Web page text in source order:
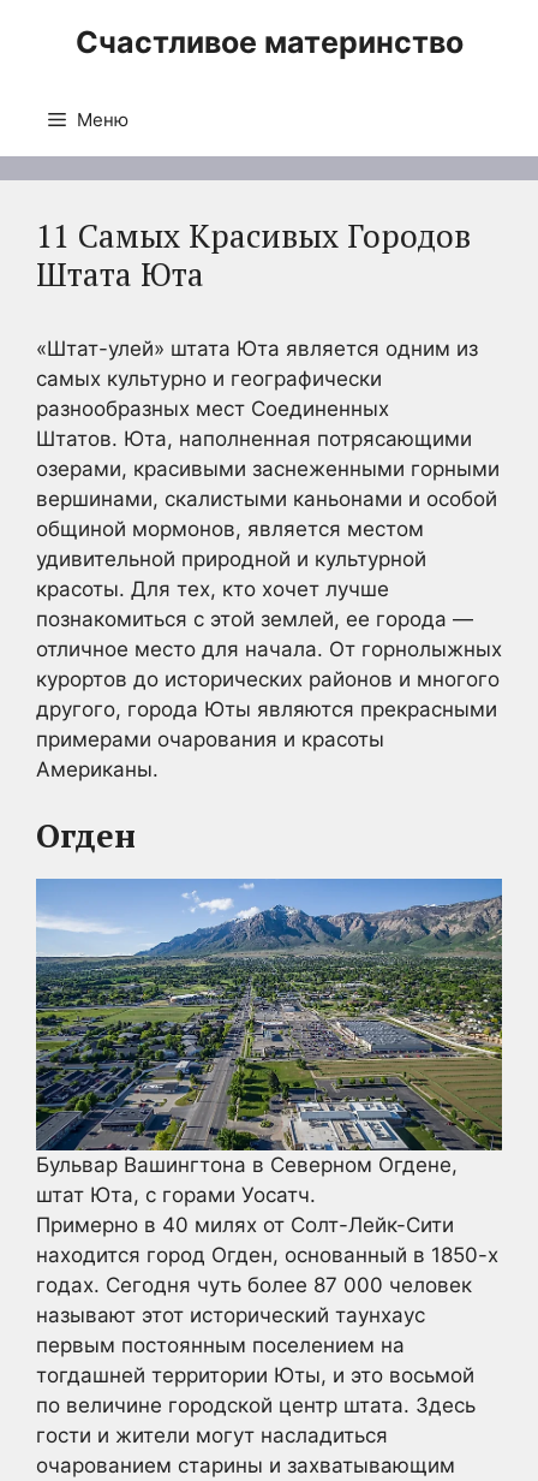
Счастливое материнство
Меню
11 Самых Красивых Городов
Штата Юта
«Штат-улей» штата Юта является одним из
самых культурно и географически
разнообразных мест Соединенных
Штатов. Юта, наполненная потрясающими
озерами, красивыми заснеженными горными
вершинами, скалистыми каньонами и особой
общиной мормонов, является местом
удивительной природной и культурной
красоты. Для тех, кто хочет лучше
познакомиться с этой землей, ее города —
отличное место для начала. От горнолыжных
курортов до исторических районов и многого
другого, города Юты являются прекрасными
примерами очарования и красоты
Американы.
Огден
Бульвар Вашингтона в Северном Огдене,
штат Юта, с горами Уосатч.
Примерно в 40 милях от Солт-Лейк-Сити
находится город Огден, основанный в 1850-х
годах. Сегодня чуть более 87 000 человек
называют этот исторический таунхаус
первым постоянным поселением на
тогдашней территории Юты, и это восьмой
по величине городской центр штата. Здесь
гости и жители могут насладиться
очарованием старины и захватывающим